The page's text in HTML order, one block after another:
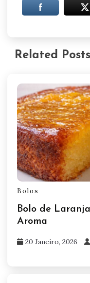
Related Posts
Bolos
Bolo de
Aroma
20 Janeiro, 2026